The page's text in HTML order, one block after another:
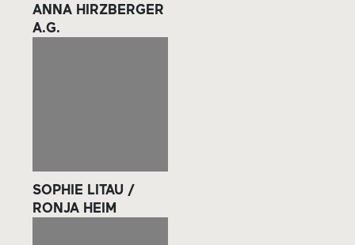
ANNA HIRZBERGER
A.G.
SOPHIE LITAU /
RONJA HEIM